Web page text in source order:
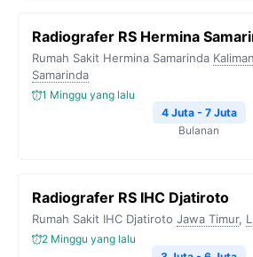
Radiografer RS Hermina
Rumah Sakit Hermina Samarinda
Samarinda
1 Minggu yang lalu
4 Juta - 7 Juta
Bulanan
Radiografer RS IHC Djatiroto
Rumah Sakit IHC Djatiroto Jawa Timur,
2 Minggu yang lalu